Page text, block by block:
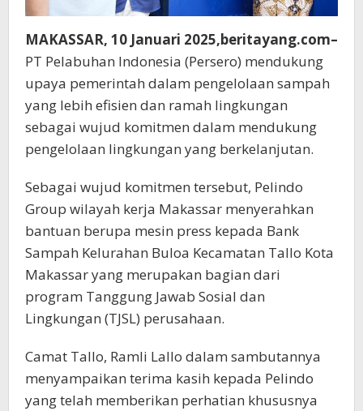
MAKASSAR, 10 Januari 2025,beritayang.com–
PT Pelabuhan Indonesia (Persero) mendukung
upaya pemerintah dalam pengelolaan sampah
yang lebih efisien dan ramah lingkungan
sebagai wujud komitmen dalam mendukung
pengelolaan lingkungan yang berkelanjutan.
Sebagai wujud komitmen tersebut, Pelindo
Group wilayah kerja Makassar menyerahkan
bantuan berupa mesin press kepada Bank
Sampah Kelurahan Buloa Kecamatan Tallo Kota
Makassar yang merupakan bagian dari
program Tanggung Jawab Sosial dan
Lingkungan (TJSL) perusahaan.
Camat Tallo, Ramli Lallo dalam sambutannya
menyampaikan terima kasih kepada Pelindo
yang telah memberikan perhatian khususnya